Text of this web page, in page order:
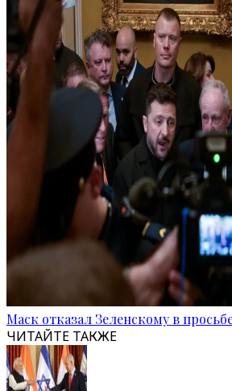
Маск отказал Зеленскому в
ЧИТАЙТЕ ТАКЖЕ